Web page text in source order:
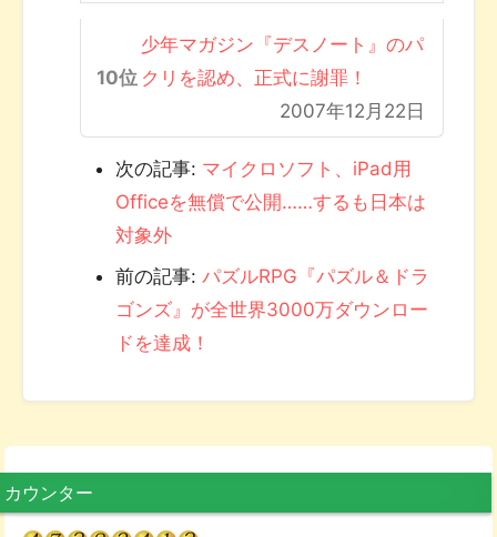
少年マガジン『デスノート』のパ
クリを認め、正式に謝罪！
2007年12月22日
次の記事: マイクロソフト、iPad用
Officeを無償で公開……するも日本は
対象外
前の記事: パズルRPG『パズル＆ドラ
ゴンズ』が全世界3000万ダウンロー
ドを達成！
カウンター